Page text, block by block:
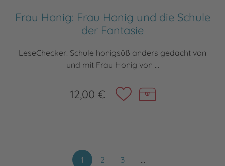
Frau Honig: Frau Honig und die Schule
der Fantasie
LeseChecker: Schule honigsüß anders gedacht von
und mit Frau Honig von ...
12,00 €
1 2 3 …